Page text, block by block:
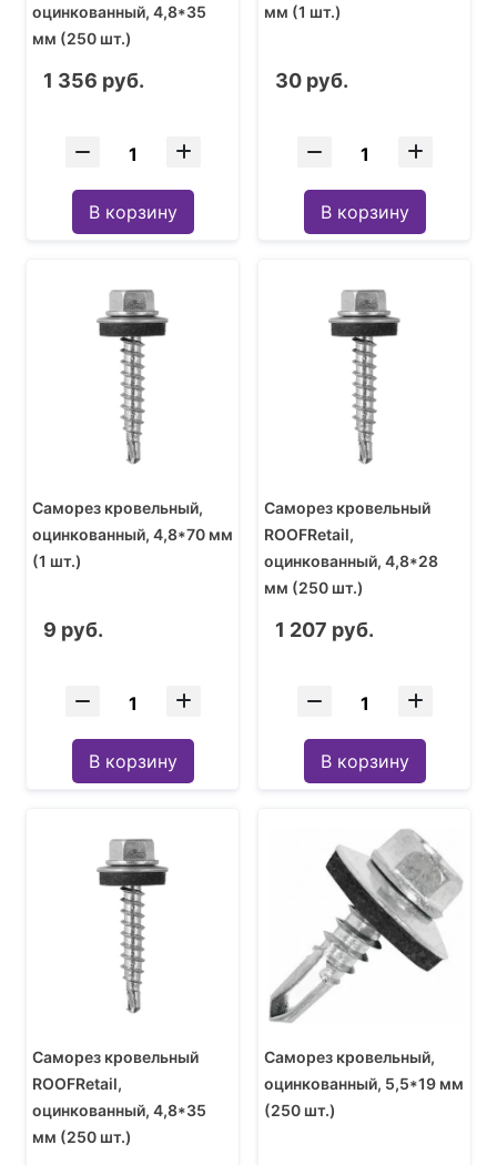
оцинкованный, 4,8*35
мм (250 шт.)
1 356 руб.
В корзину
мм (1 шт.)
30 руб.
В корзину
Саморез кровельный,
оцинкованный, 4,8*70 мм
(1 шт.)
9 руб.
В корзину
Саморез кровельный
ROOFRetail,
оцинкованный, 4,8*28
мм (250 шт.)
1 207 руб.
В корзину
Саморез кровельный
ROOFRetail,
оцинкованный, 4,8*35
мм (250 шт.)
Саморез кровельный,
оцинкованный, 5,5*19 мм
(250 шт.)